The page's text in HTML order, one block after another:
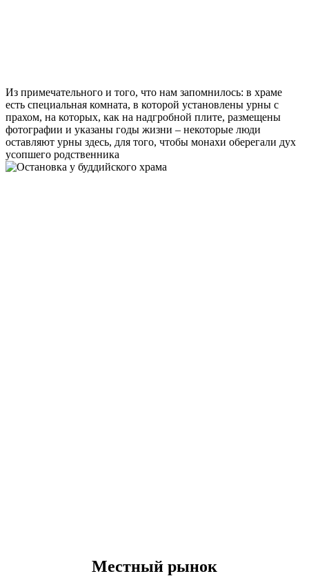
Из примечательного и того, что нам запомнилось: в храме
есть специальная комната, в которой установлены урны с
прахом, на которых, как на надгробной плите, размещены
фотографии и указаны годы жизни – некоторые люди
оставляют урны здесь, для того, чтобы монахи оберегали дух
усопшего родственника
Местный рынок